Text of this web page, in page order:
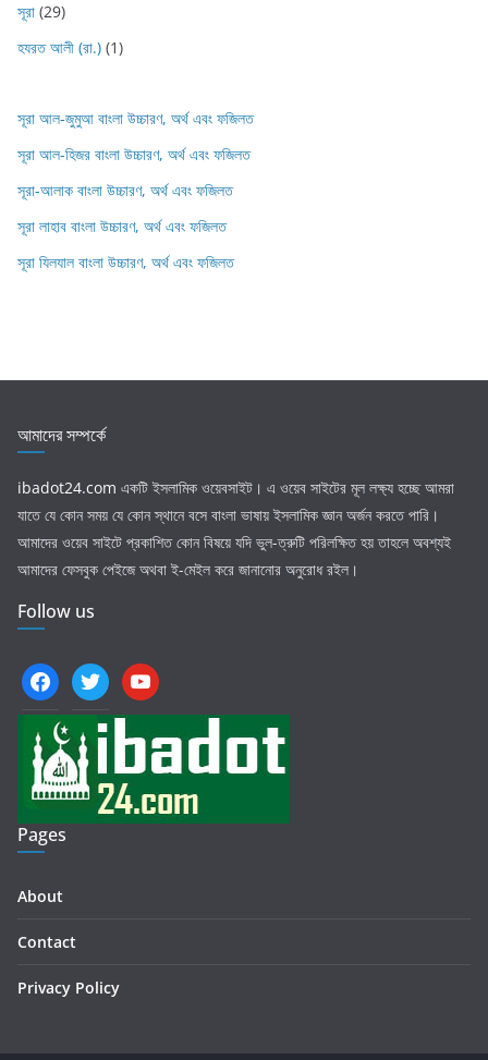
সূরা (29)
হযরত আলী (রা.) (1)
সূরা আল-জুমুআ বাংলা উচ্চারণ, অর্থ এবং ফজিলত
সূরা আল-হিজর বাংলা উচ্চারণ, অর্থ এবং ফজিলত
সূরা-আলাক বাংলা উচ্চারণ, অর্থ এবং ফজিলত
সূরা লাহাব‌‌‌ বাংলা উচ্চারণ, অর্থ এবং ফজিলত
সূরা যিলযাল বাংলা উচ্চারণ, অর্থ এবং ফজিলত
আমাদের সম্পর্কে
ibadot24.com একটি ইসলামিক ওয়েবসাইট। এ ওয়েব সাইটের মূল লক্ষ্য হচ্ছে আমরা
যাতে যে কোন সময় যে কোন স্থানে বসে বাংলা ভাষায় ইসলামিক জ্ঞান অর্জন করতে পারি।
আমাদের ওয়েব সাইটে প্রকাশিত কোন বিষয়ে যদি ভুল-ত্রুটি পরিলক্ষিত হয় তাহলে অবশ্যই
আমাদের ফেসবুক পেইজে অথবা ই-মেইল করে জানানোর অনুরোধ রইল।
Follow us
facebooktwitter youtube
Pages
About
Contact
Privacy Policy